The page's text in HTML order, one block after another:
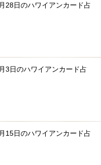
28日のハワイアンカード占
3日のハワイアンカード占
15日のハワイアンカード占